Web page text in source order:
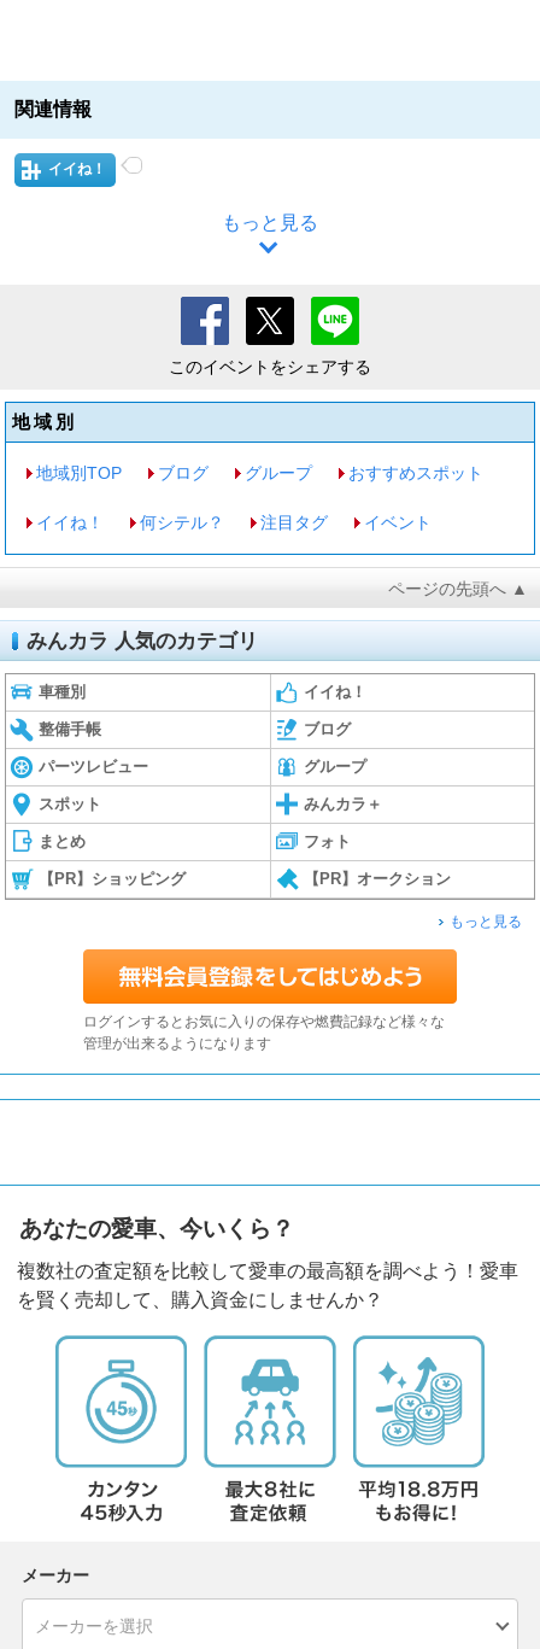
関連情報
イイね！
もっと見る
このイベントをシェアする
地域別
地域別TOP ブログ グループ おすすめスポット
イイね！ 何シテル？ 注目タグ イベント
ページの先頭へ ▲
みんカラ 人気のカテゴリ
車種別 イイね！
整備手帳 ブログ
パーツレビュー グループ
スポット みんカラ＋
まとめ フォト
【PR】ショッピング 【PR】オークション
もっと見る
ログインするとお気に入りの保存や燃費記録など様々な
管理が出来るようになります
あなたの愛車、今いくら？
複数社の査定額を比較して愛車の最高額を調べよう！愛車
を賢く売却して、購入資金にしませんか？
メーカー